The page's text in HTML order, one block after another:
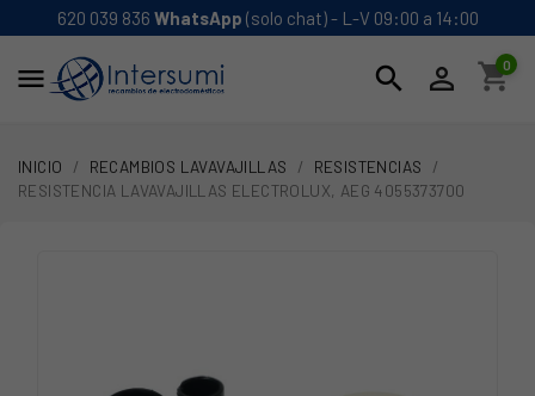
620 039 836 WhatsApp (solo chat) - L-V 09:00 a 14:00
 search  shopping_cart
0
INICIO RECAMBIOS LAVAVAJILLAS
RESISTENCIAS
RESISTENCIA LAVAVAJILLAS ELECTROLUX, AEG 4055373700